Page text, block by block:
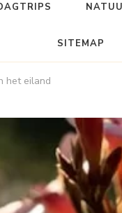
SITEMAP
het eiland